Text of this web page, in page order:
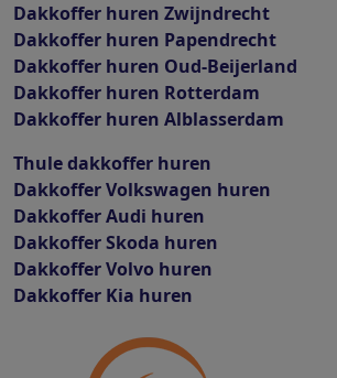
Dakkoffer huren Zwijndrecht
Dakkoffer huren Papendrecht
Dakkoffer huren Oud-Beijerland
Dakkoffer huren Rotterdam
Dakkoffer huren Alblasserdam
Thule dakkoffer huren
Dakkoffer Volkswagen huren
Dakkoffer Audi huren
Dakkoffer Skoda huren
Dakkoffer Volvo huren
Dakkoffer Kia huren